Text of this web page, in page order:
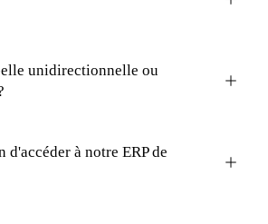
unidirectionnelle ou
d'accéder à notre ERP de